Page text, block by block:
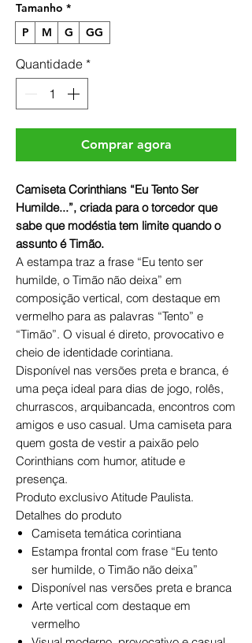
Tamanho *
P
M G GG
Quantidade *
Comprar agora
Camiseta Corinthians “Eu Tento Ser
Humilde...”, criada para o torcedor que
sabe que modéstia tem limite quando o
assunto é Timão.
A estampa traz a frase “Eu tento ser
humilde, o Timão não deixa” em
composição vertical, com destaque em
vermelho para as palavras “Tento” e
“Timão”. O visual é direto, provocativo e
cheio de identidade corintiana.
Disponível nas versões preta e branca, é
uma peça ideal para dias de jogo, rolês,
churrascos, arquibancada, encontros com
amigos e uso casual. Uma camiseta para
quem gosta de vestir a paixão pelo
Corinthians com humor, atitude e
presença.
Produto exclusivo Atitude Paulista.
Detalhes do produto
Camiseta temática corintiana
Estampa frontal com frase “Eu tento
ser humilde, o Timão não deixa”
Disponível nas versões preta e branca
Arte vertical com destaque em
vermelho